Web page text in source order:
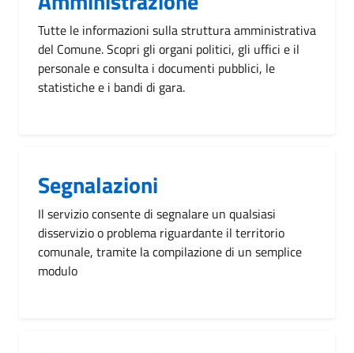
Tutte le informazioni sulla struttura amministrativa
del Comune. Scopri gli organi politici, gli uffici e il
personale e consulta i documenti pubblici, le
statistiche e i bandi di gara.
Segnalazioni
Il servizio consente di segnalare un qualsiasi
disservizio o problema riguardante il territorio
comunale, tramite la compilazione di un semplice
modulo